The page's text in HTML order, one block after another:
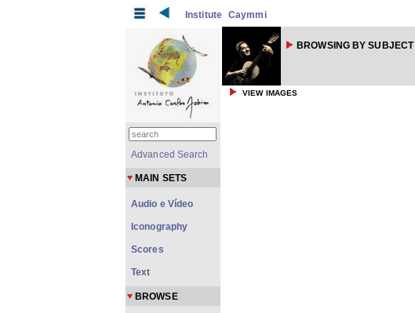
Institute Caymmi
BROWSING BY SUBJECT
VIEW IMAGES
Advanced Search
MAIN SETS
Audio e Vídeo
Iconography
Scores
Text
BROWSE